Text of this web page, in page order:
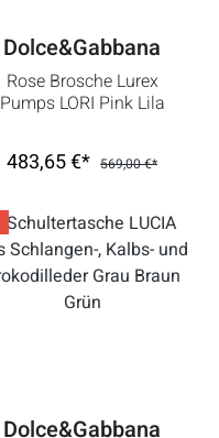
Dolce&Gabbana
Rose Brosche Lurex
Pumps LORI Pink Lila
483,65 €* 569,00 €*
Dolce&Gabbana